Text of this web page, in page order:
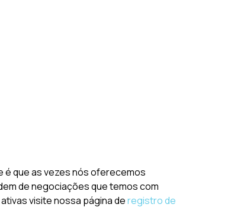
é que as vezes nós oferecemos
de negociações que temos com
visite nossa página deregistro de